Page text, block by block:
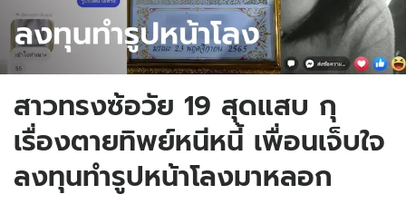
สาวทรงซ้อวัย 19 สุดแสบ กุ
เรื่องตายทิพย์หนีหนี้ เพื่อนเจ็บใจ
ลงทุนทำรูปหน้าโลงมาหลอก